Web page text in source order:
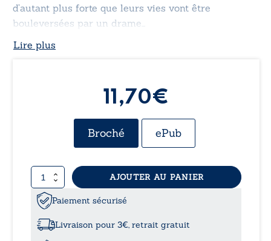
d’autant plus forte que leurs vies vont être
bouleversées par un drame…
Lire plus
11,70€
Broché ePub
quantité
de
Les
riches
heures
AJOUTER AU PANIER
Paiement sécurisé
Livraison pour 3€, retrait gratuit